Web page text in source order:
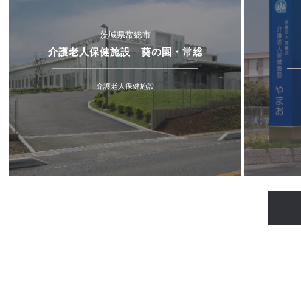
茨城県常総市
介護老人保健施設 葵の園・常総
介護老人保健施設